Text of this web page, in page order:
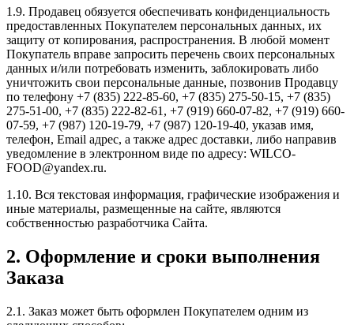
1.9. Продавец обязуется обеспечивать конфиденциальность
предоставленных Покупателем персональных данных, их
защиту от копирования, распространения. В любой момент
Покупатель вправе запросить перечень своих персональных
данных и/или потребовать изменить, заблокировать либо
уничтожить свои персональные данные, позвонив Продавцу
по телефону +7 (835) 222-85-60, +7 (835) 275-50-15, +7 (835)
275-51-00, +7 (835) 222-82-61, +7 (919) 660-07-82, +7 (919) 660-
07-59, +7 (987) 120-19-79, +7 (987) 120-19-40, указав имя,
телефон, Email адрес, а также адрес доставки, либо направив
уведомление в электронном виде по адресу: WILCO-
FOOD@yandex.ru.
1.10. Вся текстовая информация, графические изображения и
иные материалы, размещенные на сайте, являются
собственностью разработчика Сайта.
2. Оформление и сроки выполнения
Заказа
2.1. Заказ может быть оформлен Покупателем одним из